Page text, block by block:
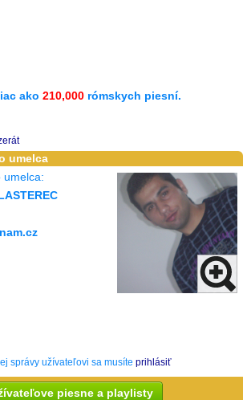
ako 210,000 rómskych piesní.
umelca
umelca:
správy užívateľovi sa musíte prihlásiť
piesne a playlisty